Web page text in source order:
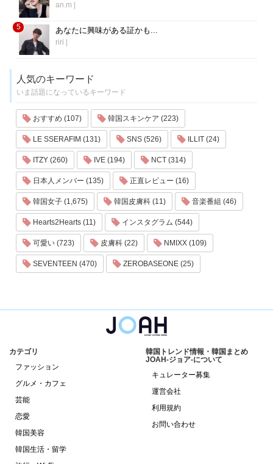
an.m
5 あなたに興味がある証かも...
riri
人気のキーワード
いま話題になっているキーワード
おすすめ (107) 韓国スキンケア (223)
LE SSERAFIM (131) SNS (526) ILLIT (24)
ITZY (260) IVE (194) NCT (314)
日本人メンバー (135) 正直レビュー (16)
韓国女子 (1,675) 韓国皮膚科 (11) 音楽番組 (46)
Hearts2Hearts (11) インスタグラム (544)
可愛い (723) 皮膚科 (22) NMIXX (109)
SEVENTEEN (470) ZEROBASEONE (25)
カテゴリ
ファッション
グルメ・カフェ
芸能
恋愛
韓国美容
韓国生活・留学
韓国トレンド情報・韓国まとめ
JOAH-ジョア-について
キュレーター募集
運営会社
利用規約
お問い合わせ